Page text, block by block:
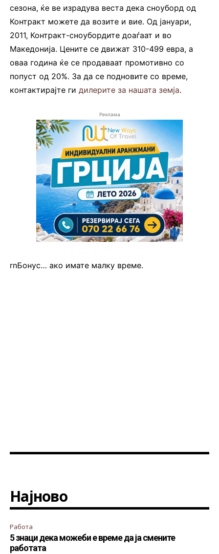
сезона, ќе ве израдува веста дека сноуборд од
Контракт можете да возите и вие. Од јануари,
2011, Контракт-сноубордите доаѓаат и во
Македонија. Цените се движат 310-499 евра, а
оваа година ќе се продаваат промотивно со
попуст од 20%. За да се подновите со време,
контактирајте ги дилерите за нашата земја.
Реклама
rnБонус… ако имате малку време.
Најново
Работа
5 знаци дека можеби е време да ја смените
работата